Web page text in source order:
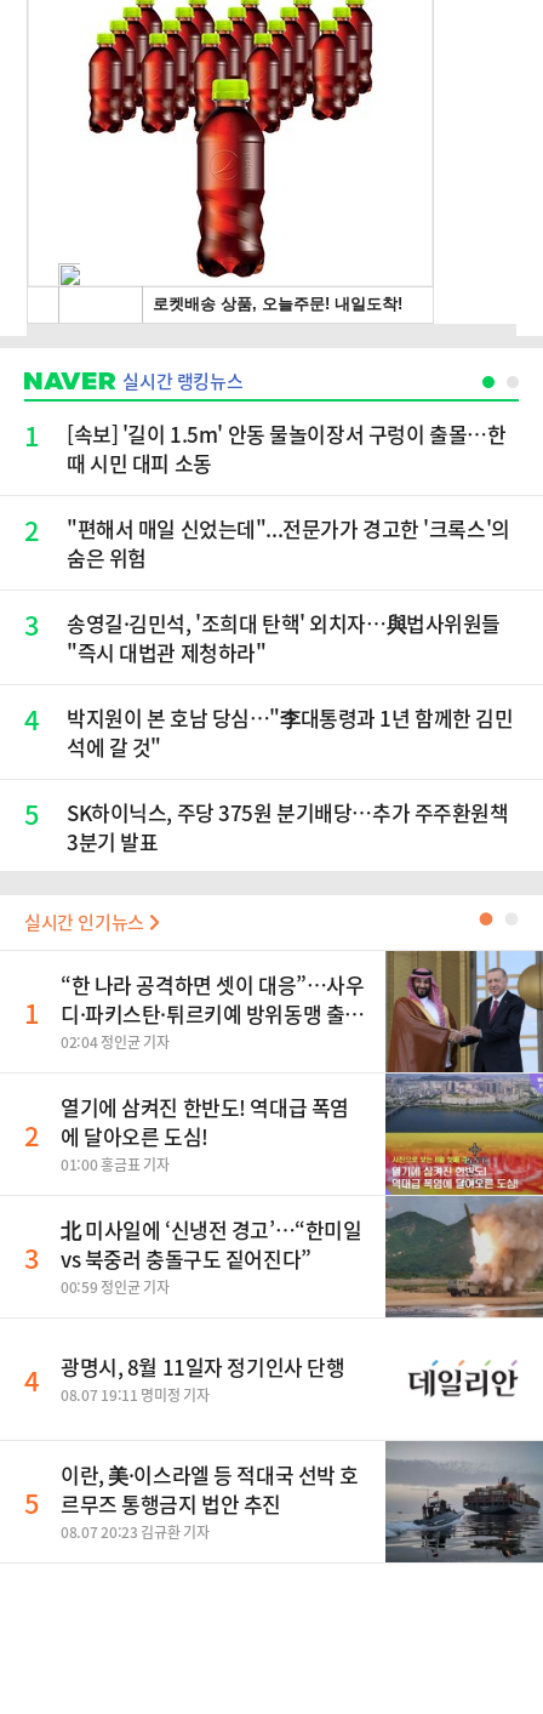
실시간 랭킹뉴스
1
[속보] '길이 1.5m' 안동 물놀이장서 구렁이 출몰…한
때 시민 대피 소동
2
"편해서 매일 신었는데"...전문가가 경고한 '크록스'의
숨은 위험
3
송영길·김민석, '조희대 탄핵' 외치자…與법사위원들
"즉시 대법관 제청하라"
4
박지원이 본 호남 당심…"李대통령과 1년 함께한 김민
석에 갈 것"
5
SK하이닉스, 주당 375원 분기배당…추가 주주환원책
3분기 발표
실시간 인기뉴스 ●
1
“한 나라 공격하면 셋이 대응”…사우
디·파키스탄·튀르키예 방위동맹 출
범
02:04 정인균 기자
2
열기에 삼켜진 한반도! 역대급 폭염
에 달아오른 도심!
01:00 홍금표 기자
3
北 미사일에 ‘신냉전 경고’…“한미일
vs 북중러 충돌구도 짙어진다”
00:59 정인균 기자
4 광명시, 8월 11일자 정기인사 단행
08.07 19:11 명미정 기자
5
이란, 美·이스라엘 등 적대국 선박 호
르무즈 통행금지 법안 추진
08.07 20:23 김규환 기자